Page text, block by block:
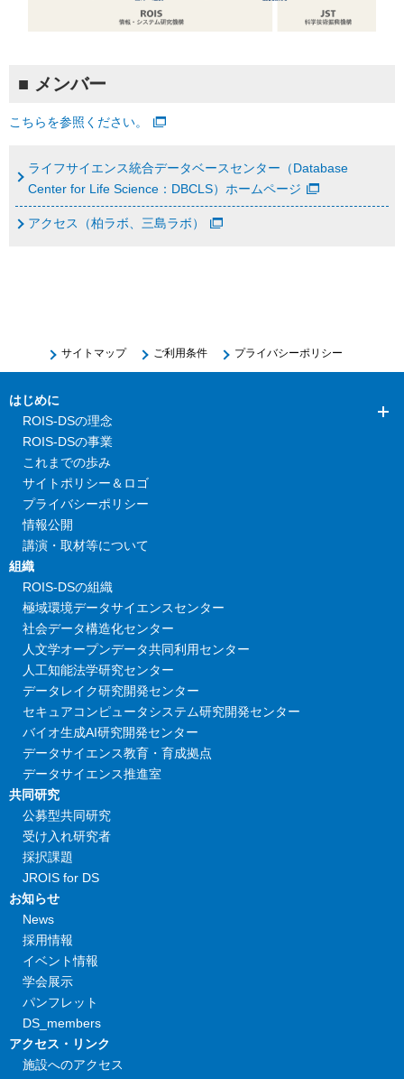
■ メンバー
こちらを参照ください。
ライフサイエンス統合データベースセンター（Database
Center for Life Science：DBCLS）ホームページ
アクセス（柏ラボ、三島ラボ）
サイトマップ ご利用条件 プライバシーポリシー
はじめに
ROIS-DSの理念
ROIS-DSの事業
これまでの歩み
サイトポリシー＆ロゴ
プライバシーポリシー
情報公開
講演・取材等について
組織
ROIS-DSの組織
極域環境データサイエンスセンター
社会データ構造化センター
人文学オープンデータ共同利用センター
人工知能法学研究センター
データレイク研究開発センター
セキュアコンピュータシステム研究開発センター
バイオ生成AI研究開発センター
データサイエンス教育・育成拠点
データサイエンス推進室
共同研究
公募型共同研究
受け入れ研究者
採択課題
JROIS for DS
お知らせ
News
採用情報
イベント情報
学会展示
パンフレット
DS_members
アクセス・リンク
施設へのアクセス